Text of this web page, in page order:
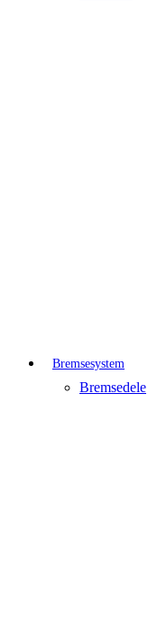
Bremsesystem
Bremsedele